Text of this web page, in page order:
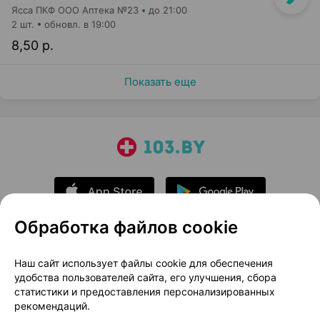
Ясса ПКФ ООО Аптека №23 до 21:00
8,50 р.
2 шт. обновл. в 19:00
Показать еще
О проекте
Новости проекта
Размещение рекламы
Медицинский маркетинг
Публичный договор
Доставка
Обработка файлов cookie
Наш сайт использует файлы cookie для обеспечения
удобства пользователей сайта, его улучшения, сбора
статистики и предоставления персонализированных
рекомендаций.